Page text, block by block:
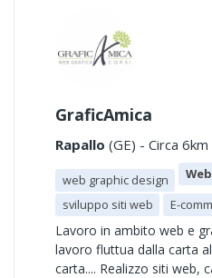
GraficAmica
Rapallo (GE) - Circa
web graphic design
sviluppo siti web
E-
Lavoro in ambito web e
lavoro fluttua dalla carta
carta.... Realizzo siti web,